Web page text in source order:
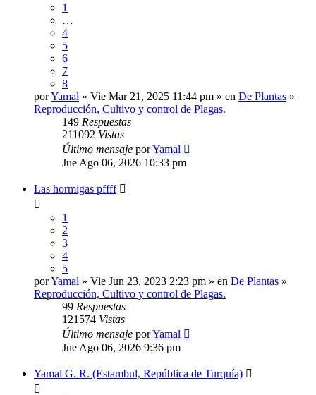
1
…
4
5
6
7
8
porYamal » Vie Mar 21, 2025 11:44 pm » en De Plantas »
Reproducción, Cultivo y control de Plagas.
149 Respuestas
211092 Vistas
Último mensaje porYamal
Jue Ago 06, 2026 10:33 pm
Las hormigas pffff
1
2
3
4
5
porYamal » Vie Jun 23, 2023 2:23 pm » en De Plantas »
Reproducción, Cultivo y control de Plagas.
99 Respuestas
121574 Vistas
Último mensaje porYamal
Jue Ago 06, 2026 9:36 pm
Yamal G. R. (Estambul, República de Turquía)